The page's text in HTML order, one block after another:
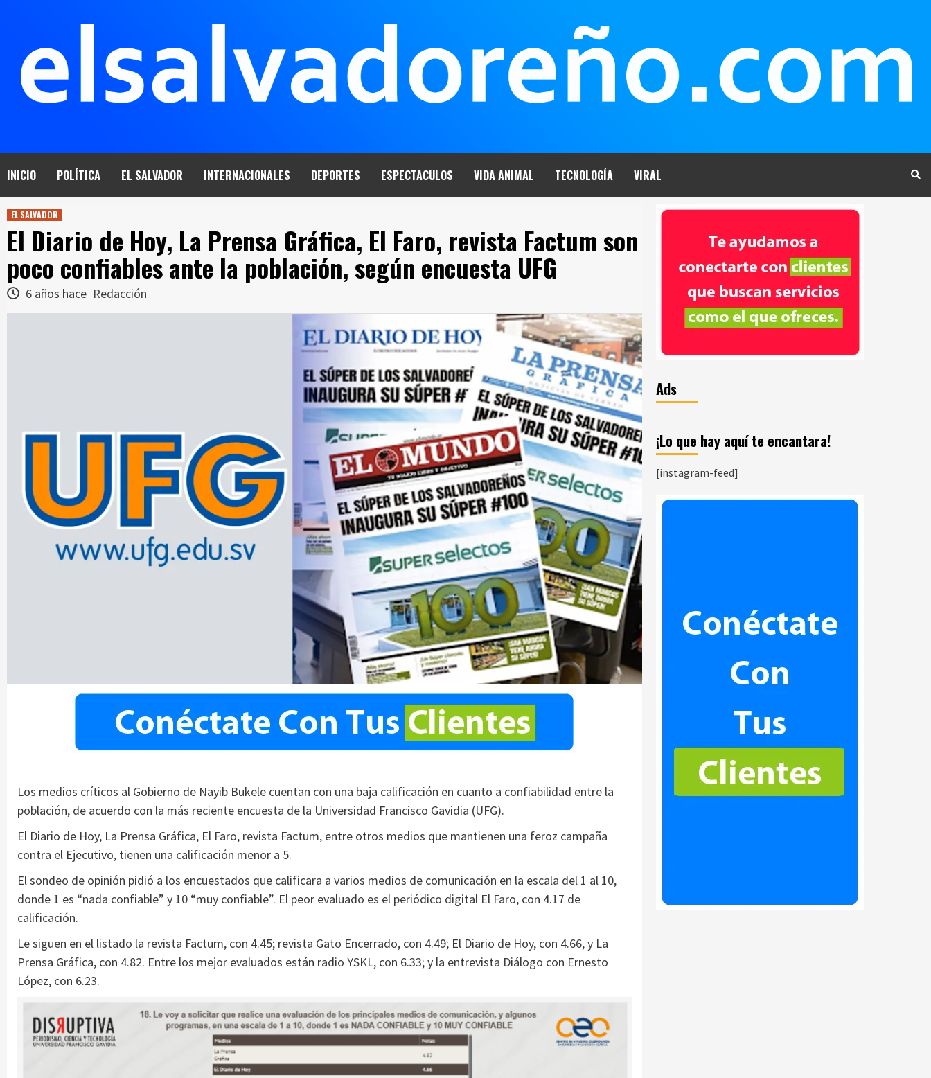
INICIO POLÍTICA EL SALVADOR INTERNACIONALES DEPORTES ESPECTACULOS VIDA ANIMAL TECNOLOGÍA VIRAL
EL SALVADOR
El Diario de Hoy, La Prensa Gráfica, El Faro, revista Factum son
poco confiables ante la población, según encuesta UFG
6 años hace Redacción
Los medios críticos al Gobierno de Nayib Bukele cuentan con una baja calificación en cuanto a confiabilidad entre la
población, de acuerdo con la más reciente encuesta de la Universidad Francisco Gavidia (UFG).
El Diario de Hoy, La Prensa Gráfica, El Faro, revista Factum, entre otros medios que mantienen una feroz campaña
contra el Ejecutivo, tienen una calificación menor a 5.
El sondeo de opinión pidió a los encuestados que calificara a varios medios de comunicación en la escala del 1 al 10,
donde 1 es “nada confiable” y 10 “muy confiable”. El peor evaluado es el periódico digital El Faro, con 4.17 de
calificación.
Le siguen en el listado la revista Factum, con 4.45; revista Gato Encerrado, con 4.49; El Diario de Hoy, con 4.66, y La
Prensa Gráfica, con 4.82. Entre los mejor evaluados están radio YSKL, con 6.33; y la entrevista Diálogo con Ernesto
López, con 6.23.
Ads
¡Lo que hay aquí te encantara!
[instagram-feed]